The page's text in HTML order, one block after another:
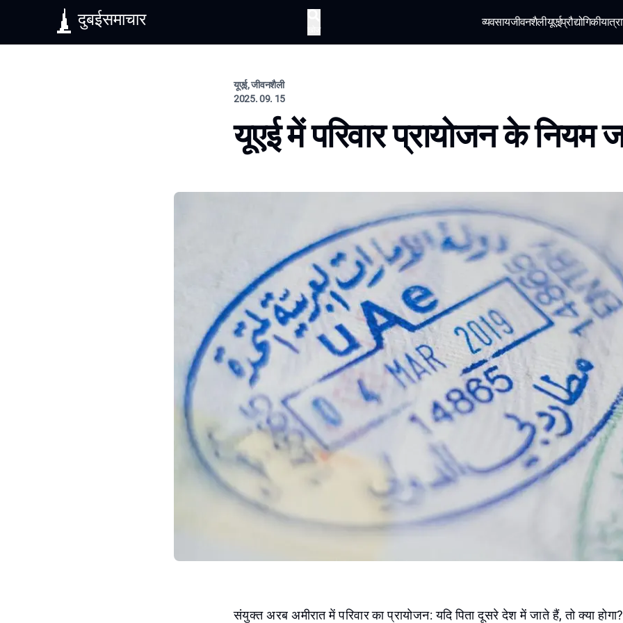
दुबईसमाचार व्यवसायजीवनशैलीयूएईप्रौद्योगिकीयात्रा
यूएई, जीवनशैली
2025. 09. 15
यूएई में परिवार प्रायोजन के नियम
संयुक्त अरब अमीरात में परिवार का प्रायोजन: यदि पिता दूसरे देश में जाते हैं, तो क्या होगा?